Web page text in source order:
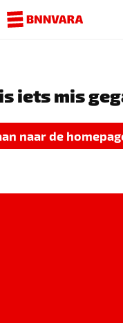
iets mis
naar de